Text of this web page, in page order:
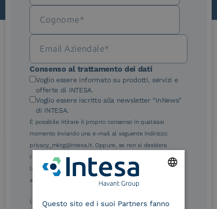
Le nostre certificazioni
eIDAS Qualified Trust
Service Provider
Service Provider for
Remote Qualified
Electronic Signature /
Aggregatore SPID
Aggregatore CIE
Consenso al trattamento dei dati
Voglio essere informato su prodotti, servizi e
offerte di INTESA.
Voglio essere iscritto alla newsletter "InNews"
di INTESA.
È possibile ritirare il proprio consenso in qualsiasi
momento inviando una e-mail al seguente indirizzo:
privacy_mktg@intesa.it. Oppure, se non si desidera
ricevere più le e-mail di marketing, è possibile annullare
la sottoscrizione facendo clic sul relativo link di
annullamento sottoscrizione, in qualsiasi e-mail.
Ulteriori informazioni sulle procedure sono disponibili
ITALIAN
Questo sito ed i suoi Partners fanno